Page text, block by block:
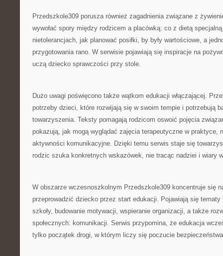
Przedszkole309 porusza również zagadnienia związane z
wywołać spory między rodzicem a placówką: co z dietą
nietolerancjach, jak planować posiłki, by były wartościowe, a
przygotowania rano. W serwisie pojawiają się inspiracje na
uczą dziecko sprawczości przy stole.
Dużo uwagi poświęcono także wątkom edukacji włączającej.
potrzeby dzieci, które rozwijają się w swoim tempie i potrzebują
towarzyszenia. Teksty pomagają rodzicom oswoić pojęcia
pokazują, jak mogą wyglądać zajęcia terapeutyczne w praktyce,
aktywności komunikacyjne. Dzięki temu serwis staje się
rodzic szuka konkretnych wskazówek, nie tracąc nadziei i wiary
W obszarze wczesnoszkolnym Przedszkole309 koncentruje się
przeprowadzić dziecko przez start edukacji. Pojawiają się
szkoły, budowanie motywacji, wspieranie organizacji, a także
społecznych: komunikacji. Serwis przypomina, że edukacja
tylko początek drogi, w którym liczy się poczucie